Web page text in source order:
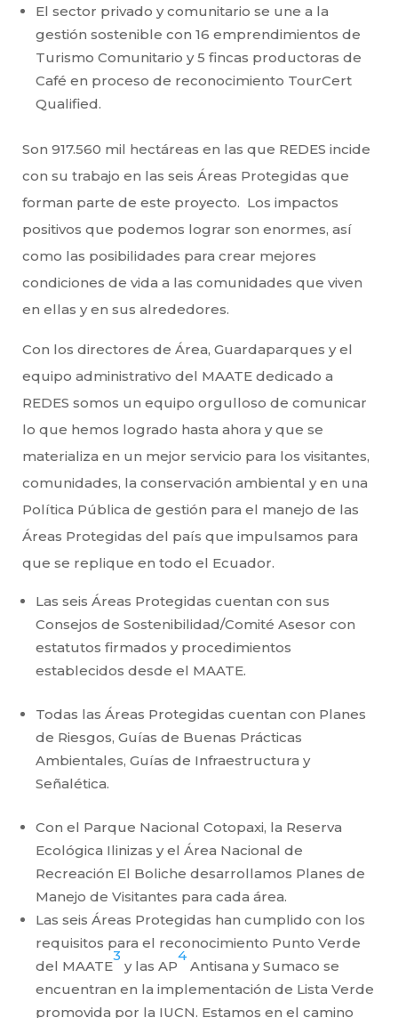
El sector privado y comunitario se une a la
gestión sostenible con 16 emprendimientos de
Turismo Comunitario y 5 fincas productoras de
Café en proceso de reconocimiento TourCert
Qualified.
Son 917.560 mil hectáreas en las que REDES incide
con su trabajo en las seis Áreas Protegidas que
forman parte de este proyecto. Los impactos
positivos que podemos lograr son enormes, así
como las posibilidades para crear mejores
condiciones de vida a las comunidades que viven
en ellas y en sus alrededores.
Con los directores de Área, Guardaparques y el
equipo administrativo del MAATE dedicado a
REDES somos un equipo orgulloso de comunicar
lo que hemos logrado hasta ahora y que se
materializa en un mejor servicio para los visitantes,
comunidades, la conservación ambiental y en una
Política Pública de gestión para el manejo de las
Áreas Protegidas del país que impulsamos para
que se replique en todo el Ecuador.
Las seis Áreas Protegidas cuentan con sus
Consejos de Sostenibilidad/Comité Asesor con
estatutos firmados y procedimientos
establecidos desde el MAATE.
Todas las Áreas Protegidas cuentan con Planes
de Riesgos, Guías de Buenas Prácticas
Ambientales, Guías de Infraestructura y
Señalética.
Con el Parque Nacional Cotopaxi, la Reserva
Ecológica Ilinizas y el Área Nacional de
Recreación El Boliche desarrollamos Planes de
Manejo de Visitantes para cada área.
Las seis Áreas Protegidas han cumplido con los
requisitos para el reconocimiento Punto Verde
del MAATE
3
y las AP
4
Antisana y Sumaco se
encuentran en la implementación de Lista Verde
promovida por la IUCN. Estamos en el camino